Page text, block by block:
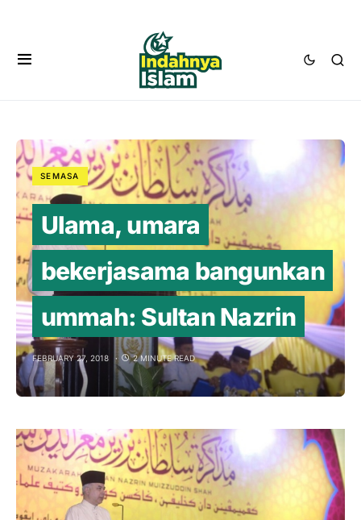
SEMASA
Ulama, umara
bekerjasama bangunkan
ummah: Sultan Nazrin
FEBRUARY 27, 2018 2 MINUTE READ